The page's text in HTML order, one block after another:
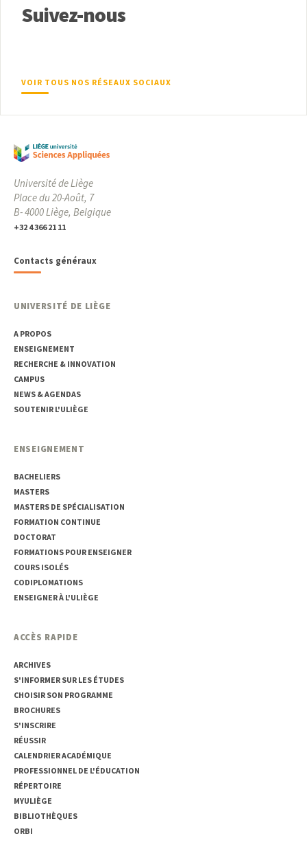
Suivez-nous
VOIR TOUS NOS RÉSEAUX SOCIAUX
Université de Liège
Place du 20-Août, 7
B- 4000 Liège, Belgique
+32 4 366 21 11
Contacts généraux
UNIVERSITÉ DE LIÈGE
A PROPOS
ENSEIGNEMENT
RECHERCHE & INNOVATION
CAMPUS
NEWS & AGENDAS
SOUTENIR L'ULIÈGE
ENSEIGNEMENT
BACHELIERS
MASTERS
MASTERS DE SPÉCIALISATION
FORMATION CONTINUE
DOCTORAT
FORMATIONS POUR ENSEIGNER
COURS ISOLÉS
CODIPLOMATIONS
ENSEIGNER À L'ULIÈGE
ACCÈS RAPIDE
ARCHIVES
S'INFORMER SUR LES ÉTUDES
CHOISIR SON PROGRAMME
BROCHURES
S'INSCRIRE
RÉUSSIR
CALENDRIER ACADÉMIQUE
PROFESSIONNEL DE L'ÉDUCATION
RÉPERTOIRE
MYULIÈGE
BIBLIOTHÈQUES
ORBI